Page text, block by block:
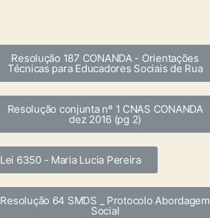
Resolução 187 CONANDA - Orientações
Técnicas para Educadores Sociais de Rua
Resolução conjunta nº 1 CNAS CONANDA
dez 2016 (pg 2)
Lei 6350 - Maria Lucia Pereira
Resolução 64 SMDS _ Protocolo Abordagem
Social